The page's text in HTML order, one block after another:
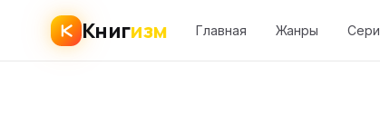
Книгизм Главная Жанры